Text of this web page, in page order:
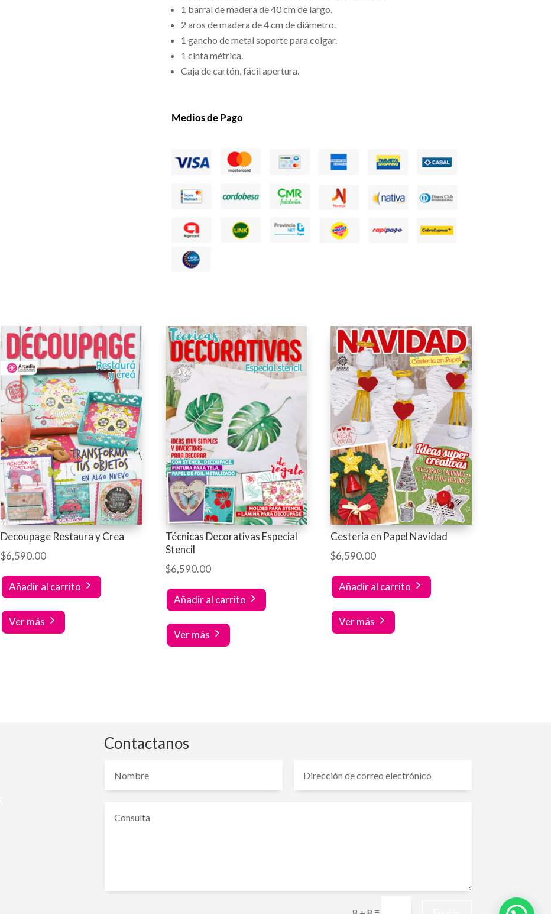
1 barral de madera de 40 cm de largo.
2 aros de madera de 4 cm de diámetro.
1 gancho de metal soporte para colgar.
1 cinta métrica.
Caja de cartón, fácil apertura.
Medios de Pago
Decoupage Restaura y Crea
$6,590.00
Añadir al carrito
Ver más
Técnicas Decorativas Especial
Stencil
$6,590.00
Añadir al carrito
Ver más
Cesteria en Papel Navidad
$6,590.00
Añadir al carrito
Ver más
Contactanos
=